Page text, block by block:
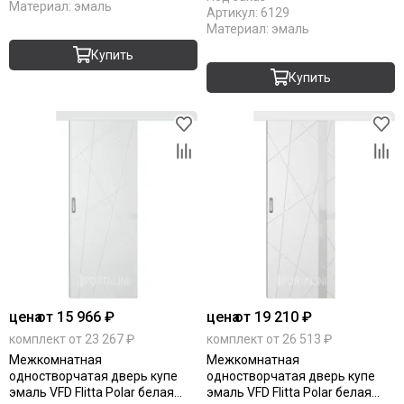
Материал: эмаль
Купить
Артикул: 6129
Материал: эмаль
Купить
ценаот 15 966 ₽
комплект от 23 267 ₽
Межкомнатная
одностворчатая дверь купе
эмаль VFD Flitta Polar белая
ценаот 19 210 ₽
комплект от 26 513 ₽
Межкомнатная
одностворчатая дверь купе
эмаль VFD Flitta Polar белая